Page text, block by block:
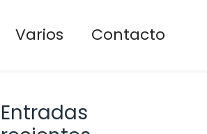
Varios Contacto
Entradas